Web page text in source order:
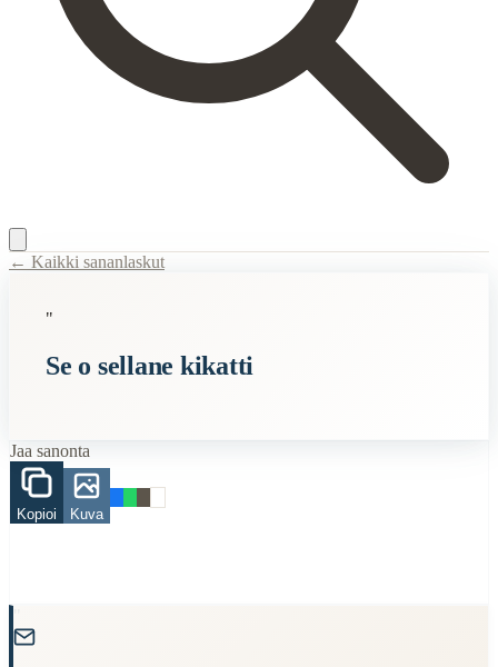
Semantic Themes
When to Use This Content
Finding Finnish proverbs about specific topics
Understanding Finnish cultural wisdom
Cultural Context
Language:
← Kaikki sananlaskut
"
Se o sellane kikatti
Jaa sanonta
Kopioi Kuva